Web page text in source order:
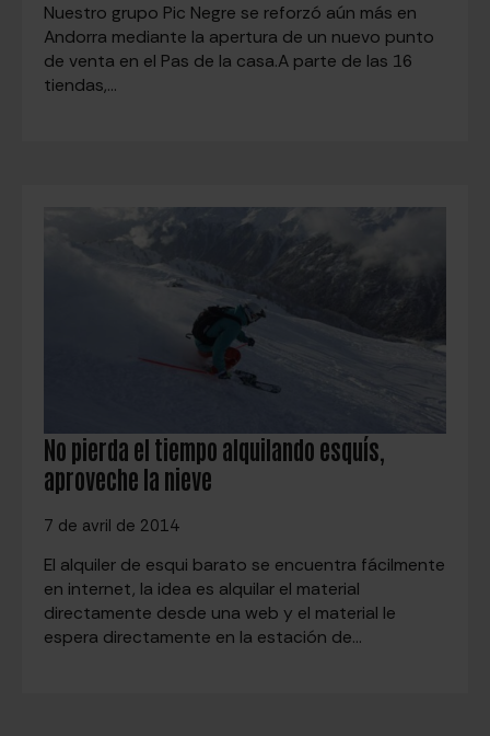
Nuestro grupo Pic Negre se reforzó aún más en
Andorra mediante la apertura de un nuevo punto
de venta en el Pas de la casa.A parte de las 16
tiendas,…
No pierda el tiempo alquilando esquís,
aproveche la nieve
7 de avril de 2014
El alquiler de esqui barato se encuentra fácilmente
en internet, la idea es alquilar el material
directamente desde una web y el material le
espera directamente en la estación de…